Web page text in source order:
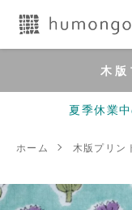
木
夏季休業
ホーム 木版プリン